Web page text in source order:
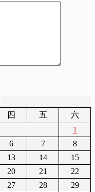
四 五
六
1
6 7
8
13 14
15
20 21
22
27 28
29